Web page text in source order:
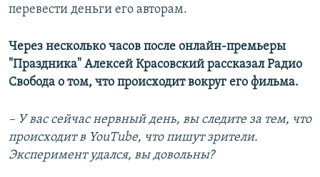
перевести деньги его авторам.
Через несколько часов после онлайн-премьеры
"Праздника" Алексей Красовский рассказал Радио
Свобода о том, что происходит вокруг его фильма.
– У вас сейчас нервный день, вы следите за тем, что
происходит в YouTube, что пишут зрители.
Эксперимент удался, вы довольны?